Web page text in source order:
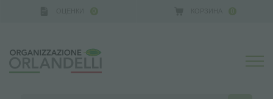
0 0